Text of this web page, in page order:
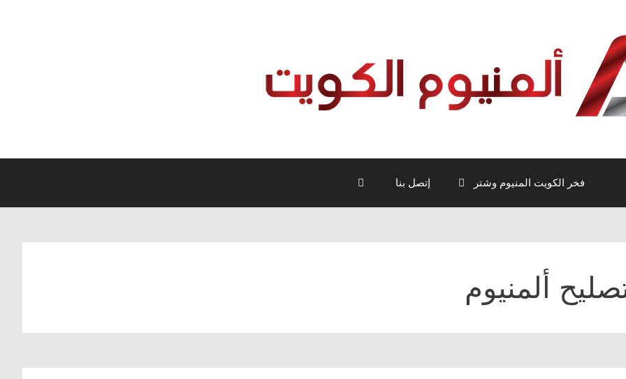
فخر الكويت المنيوم وشتر إتصل بنا
ألمنيوم